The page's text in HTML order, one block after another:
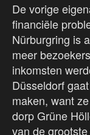
De vorige
financiële
Nürburgring is
meer
inkomsten
Düsseldorf
maken, want
dorp Grüne
van de